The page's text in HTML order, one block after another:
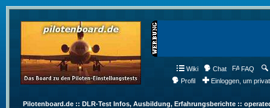
Wiki Chat FAQ
Profil
Einloggen, um
Pilotenboard.de :: DLR-Test Infos, Ausbildung, Erfahrungsberichte ::